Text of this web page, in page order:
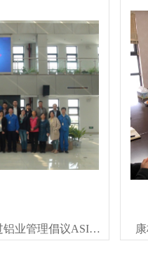
上海神火铝箔有限公司通过铝业管理倡议ASI绩效标准认证